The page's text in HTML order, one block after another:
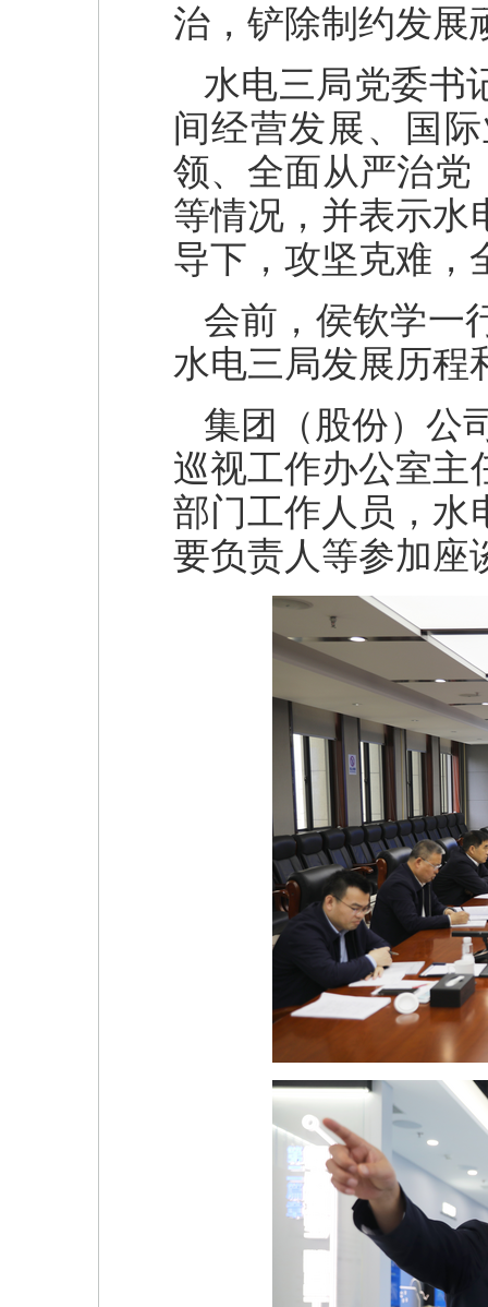
治，铲除制约发展
水电三局党委书
间经营发展、国
领、全面从严治党
等情况，并表示水
导下，攻坚克难，
会前，侯钦学一
水电三局发展历程
集团（股份）公
巡视工作办公室主
部门工作人员，水
要负责人等参加座